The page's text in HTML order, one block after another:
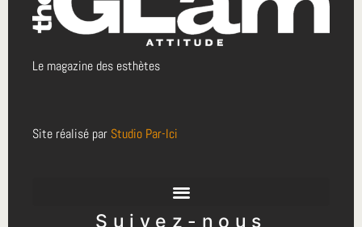
Le magazine des esthètes
Site réalisé par Studio Par-Ici
Suivez-nous